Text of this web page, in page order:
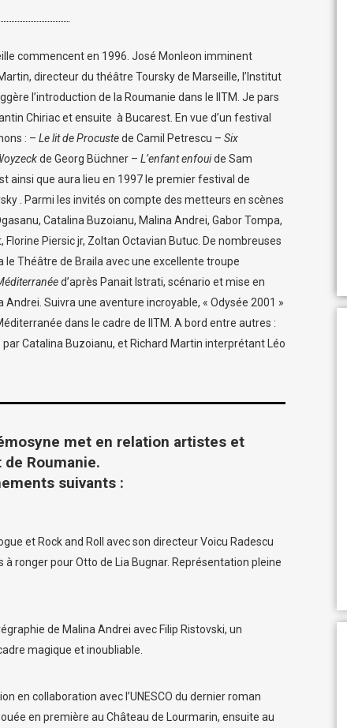
commencent en 1996. José Monleon imminent
directeur du théâtre Toursky de Marseille, l’Institut
l’introduction de la Roumanie dans le IITM. Je pars
Chiriac et ensuite à Bucarest. En vue d’un festival
: – Le lit de Procustede Camil Petrescu – Six
de Georg Büchner – L’enfant enfouide Sam
ainsi que aura lieu en 1997 le premier festival de
. Parmi les invités on compte des metteurs en scènes
Catalina Buzoianu, Malina Andrei, Gabor Tompa,
Piersic jr, Zoltan Octavian Butuc. De nombreuses
Théâtre de Braila avec une excellente troupe
d’après Panait Istrati, scénario et mise en
Suivra une aventure incroyable, « Odysée 2001 »
dans le cadre de IITM. A bord entre autres :
Catalina Buzoianu, et Richard Martin interprétant Léo
met en relation artistes et
Roumanie.
suivants :
et Rock and Roll avec son directeur Voicu Radescu
ronger pour Otto de Lia Bugnar. Représentation pleine
de Malina Andrei avec Filip Ristovski, un
magique et inoubliable.
en collaboration avec l’UNESCO du dernier roman
en première au Château de Lourmarin, ensuite au